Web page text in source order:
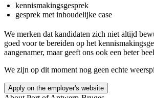
kennismakingsgesprek
gesprek met inhoudelijke case
We merken dat kandidaten zich niet altijd
goed voor te bereiden op het
aangenamer, maar geeft ons ook een beter
We zijn op dit moment nog geen echte
Apply on the employer's website